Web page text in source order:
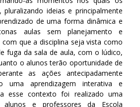
pluralizando ideias e principalmente
de uma forma dinâmica e
aulas sem planejamento e
que a disciplina seja vista como
fuga da sala de aula, com o lúdico,
o alunos terão oportunidade de
as ações antecipadamente
uma aprendizagem interativa e
esse contexto foi realizado uma
e professores da Escola